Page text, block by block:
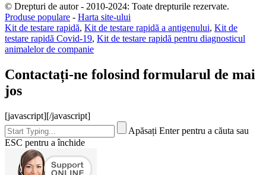
© Drepturi de autor - 2010-2024: Toate drepturile rezervate.
Produse populare - Harta site-ului
Kit de testare rapidă, Kit de testare rapidă a antigenului, Kit de
testare rapidă Covid-19, Kit de testare rapidă pentru diagnosticul
animalelor de companie
Contactați-ne folosind formularul de mai
jos
[javascript][/javascript]
Apăsați Enter pentru a căuta sau
ESC pentru a închide